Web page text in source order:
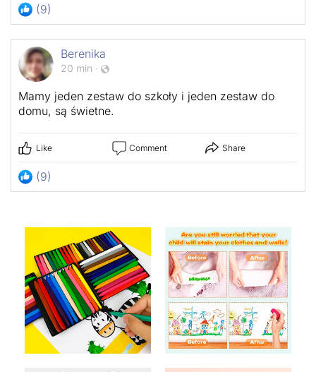
(9)
Berenika
20 min ·
Mamy jeden zestaw do szkoły i jeden zestaw do
domu, są świetne.
Like Comment Share
(9)